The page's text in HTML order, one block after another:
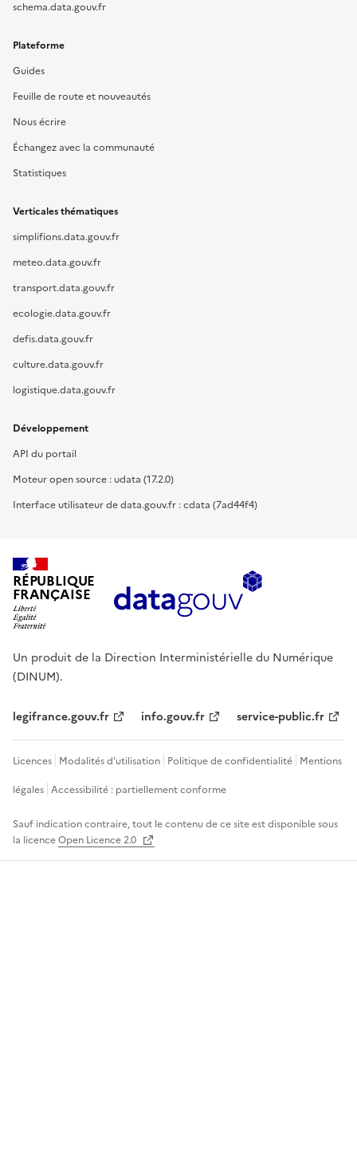
schema.data.gouv.fr
Plateforme
Guides
Feuille de route et nouveautés
Nous écrire
Échangez avec la communauté
Statistiques
Verticales thématiques
simplifions.data.gouv.fr
meteo.data.gouv.fr
transport.data.gouv.fr
ecologie.data.gouv.fr
defis.data.gouv.fr
culture.data.gouv.fr
logistique.data.gouv.fr
Développement
API du portail
Moteur open source : udata (17.2.0)
Interface utilisateur de data.gouv.fr : cdata (7ad44f4)
RÉPUBLIQUE
FRANÇAISE
Un produit de la Direction Interministérielle du Numérique
(DINUM).
legifrance.gouv.fr info.gouv.fr service-public.fr
Licences Modalités d'utilisation Politique de confidentialité Mentions
légales Accessibilité : partiellement conforme
Sauf indication contraire, tout le contenu de ce site est disponible sous
la licenceOpen Licence 2.0